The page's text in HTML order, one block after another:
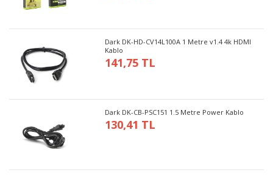
Dark DK-HD-CV14L100A 1 Metre v1.4 4k HDMI
Kablo
141,75 TL
Dark DK-CB-PSC151 1.5 Metre Power Kablo
130,41 TL